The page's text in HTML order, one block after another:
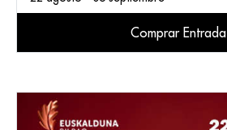
Comprar Entrada